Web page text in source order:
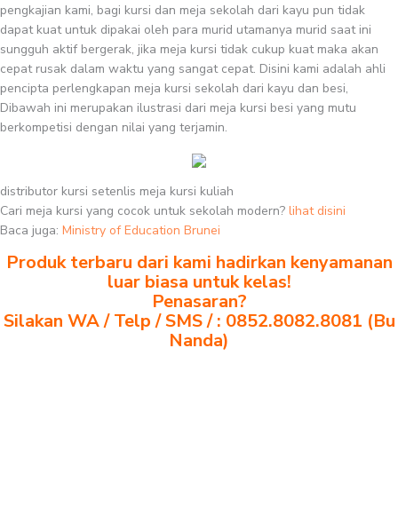
pengkajian kami, bagi kursi dan meja sekolah dari kayu pun tidak
dapat kuat untuk dipakai oleh para murid utamanya murid saat ini
sungguh aktif bergerak, jika meja kursi tidak cukup kuat maka akan
cepat rusak dalam waktu yang sangat cepat. Disini kami adalah ahli
pencipta perlengkapan meja kursi sekolah dari kayu dan besi,
Dibawah ini merupakan ilustrasi dari meja kursi besi yang mutu
berkompetisi dengan nilai yang terjamin.
distributor kursi setenlis meja kursi kuliah
Cari meja kursi yang cocok untuk sekolah modern? lihat disini
Baca juga: Ministry of Education Brunei
Produk terbaru dari kami hadirkan kenyamanan
luar biasa untuk kelas!
Penasaran?
Silakan WA / Telp / SMS / : 0852.8082.8081 (Bu
Nanda)